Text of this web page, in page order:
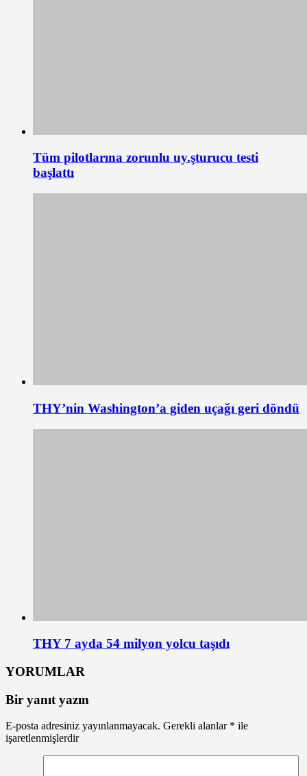
Tüm pilotlarına zorunlu uy.şturucu testi
başlattı
THY’nin Washington’a giden uçağı geri döndü
THY 7 ayda 54 milyon yolcu taşıdı
YORUMLAR
Bir yanıt yazın
E-posta adresiniz yayınlanmayacak. Gerekli alanlar * ile
işaretlenmişlerdir